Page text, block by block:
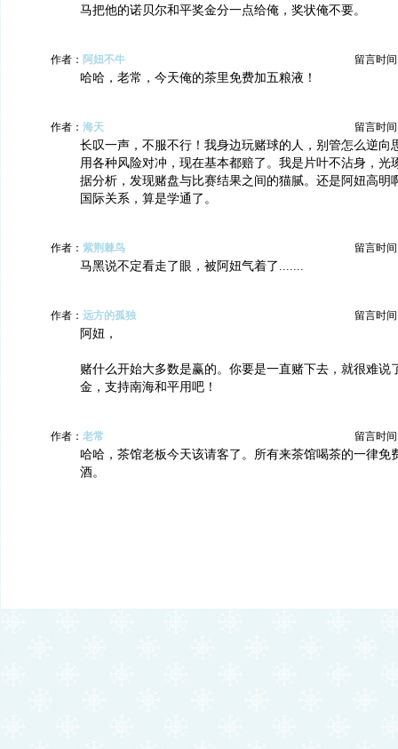
马把他的诺贝尔和平奖金分一点给俺，奖状俺不要。
作者： 阿妞不牛 留言时间
哈哈，老常，今天俺的茶里免费加五粮液！
作者： 海天 留言时间
长叹一声，不服不行！我身边玩赌球的人，别管怎么逆向
用各种风险对冲，现在基本都赔了。我是片叶不沾身，光
据分析，发现赌盘与比赛结果之间的猫腻。还是阿妞高明
国际关系，算是学通了。
作者： 紫荆棘鸟 留言时间
马黑说不定看走了眼，被阿妞气着了.......
作者： 远方的孤独 留言时间
阿妞，
赌什么开始大多数是赢的。你要是一直赌下去，就很难说
金，支持南海和平用吧！
作者： 老常 留言时间
哈哈，茶馆老板今天该请客了。所有来茶馆喝茶的一律免
酒。